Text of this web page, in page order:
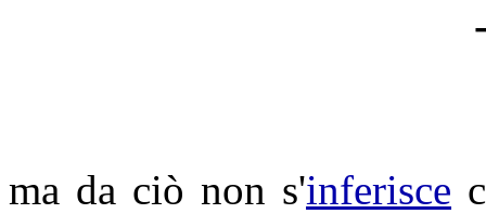
ma da ciò non s'inferisce